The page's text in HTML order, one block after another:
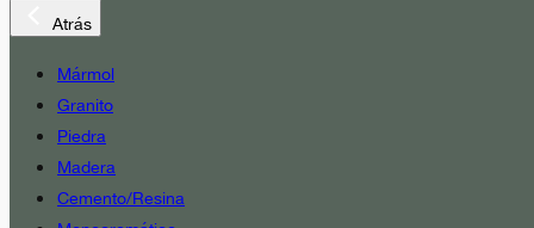
Atrás
Mármol
Granito
Piedra
Madera
Cemento/Resina